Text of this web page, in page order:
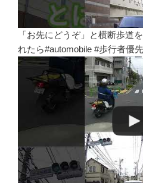
「お先にどうぞ」と横断歩道
れたら#automobile #歩行者優